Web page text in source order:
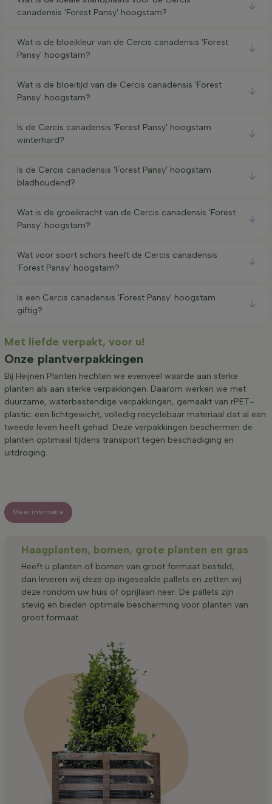
canadensis 'Forest Pansy' hoogstam?
Wat is de bloeikleur van de Cercis canadensis 'Forest
Pansy' hoogstam?
Wat is de bloeitijd van de Cercis canadensis 'Forest
Pansy' hoogstam?
Is de Cercis canadensis 'Forest Pansy' hoogstam
winterhard?
Is de Cercis canadensis 'Forest Pansy' hoogstam
bladhoudend?
Wat is de groeikracht van de Cercis canadensis 'Forest
Pansy' hoogstam?
Wat voor soort schors heeft de Cercis canadensis
'Forest Pansy' hoogstam?
Is een Cercis canadensis 'Forest Pansy' hoogstam
giftig?
Met liefde verpakt, voor u!
Onze plantverpakkingen
Bij Heijnen Planten hechten we evenveel waarde aan sterke
planten als aan sterke verpakkingen. Daarom werken we met
duurzame, waterbestendige verpakkingen, gemaakt van rPET-
plastic: een lichtgewicht, volledig recyclebaar materiaal dat al een
tweede leven heeft gehad. Deze verpakkingen beschermen de
planten optimaal tijdens transport tegen beschadiging en
uitdroging.
Meer informatie
Haagplanten, bomen, grote planten en gras
Heeft u planten of bomen van groot formaat besteld,
dan leveren wij deze op ingesealde pallets en zetten wij
deze rondom uw huis of oprijlaan neer. De pallets zijn
stevig en bieden optimale bescherming voor planten van
groot formaat.